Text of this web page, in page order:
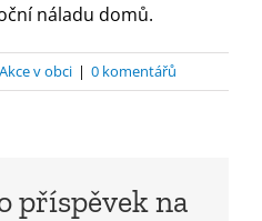
náladu domů.
Akce v obci | 0 komentářů
příspěvek na